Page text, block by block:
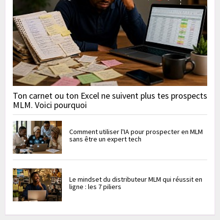
Ton carnet ou ton Excel ne suivent plus tes prospects
MLM. Voici pourquoi
Comment utiliser l'IA pour prospecter en MLM
sans être un expert tech
Le mindset du distributeur MLM qui réussit en
ligne : les 7 piliers